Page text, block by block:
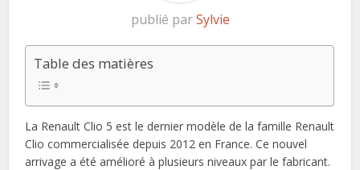
publié parSylvie
Table des matières
La Renault Clio 5 est le dernier modèle de la famille Renault
Clio commercialisée depuis 2012 en France. Ce nouvel
arrivage a été amélioré à plusieurs niveaux par le fabricant.